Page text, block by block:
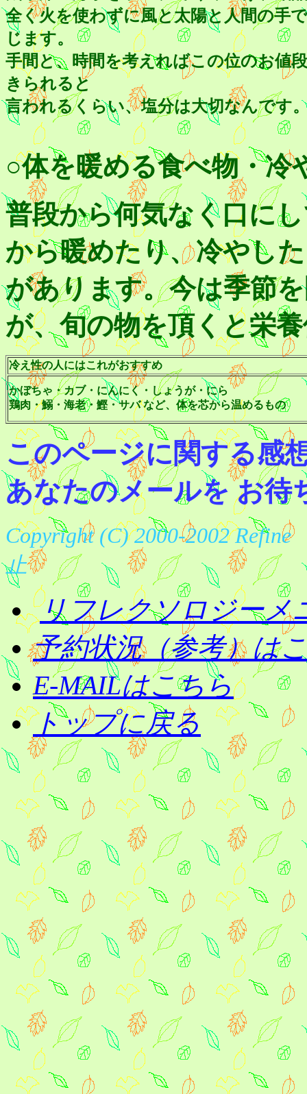
全く火を使わずに風と太陽と人間の手
じます。
手間と、時間を考えればこの位のお値
きられると
言われるくらい、塩分は大切なんです
○体を暖める食べ物・冷
普段から何気なく口に
から暖めたり、冷やし
があります。今は季節
が、旬の物を頂くと栄
冷え性の人にはこれがおすすめ
かぼちゃ・カブ・にんにく・しょうが・にら
鶏肉・鰯・海老・鰹・サバ など、体を芯から温めるもの
このページに関する感
あなたのメールを お待
Copyright (C) 2000-2002
止
リフレクソロジーメ
予約状況（参考）は
E-MAILはこちら
トップに戻る